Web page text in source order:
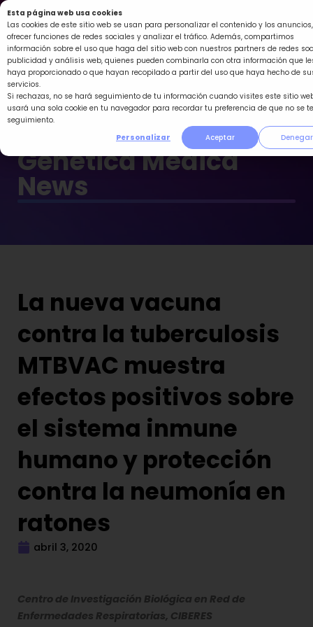
Esta página web usa cookies
Las cookies de este sitio web se usan para personalizar el contenido y los anuncios,
ofrecer funciones de redes sociales y analizar el tráfico. Además, compartimos
información sobre el uso que haga del sitio web con nuestros partners de redes
publicidad y análisis web, quienes pueden combinarla con otra información que
haya proporcionado o que hayan recopilado a partir del uso que haya hecho de
servicios.
Si rechazas, no se hará seguimiento de tu información cuando visites este sitio
usará una sola cookie en tu navegador para recordar tu preferencia de que no se
seguimiento.
Personalizar
Aceptar Denegar
Ir
al
contenido
Genética Médica
News
La nueva vacuna
contra la tuberculosis
MTBVAC muestra
efectos positivos sobre
el sistema inmune
humano y protección
contra la neumonía en
ratones
abril 3, 2020
Centro de Investigación Biológica en Red de
Enfermedades Respiratorias, CIBERES